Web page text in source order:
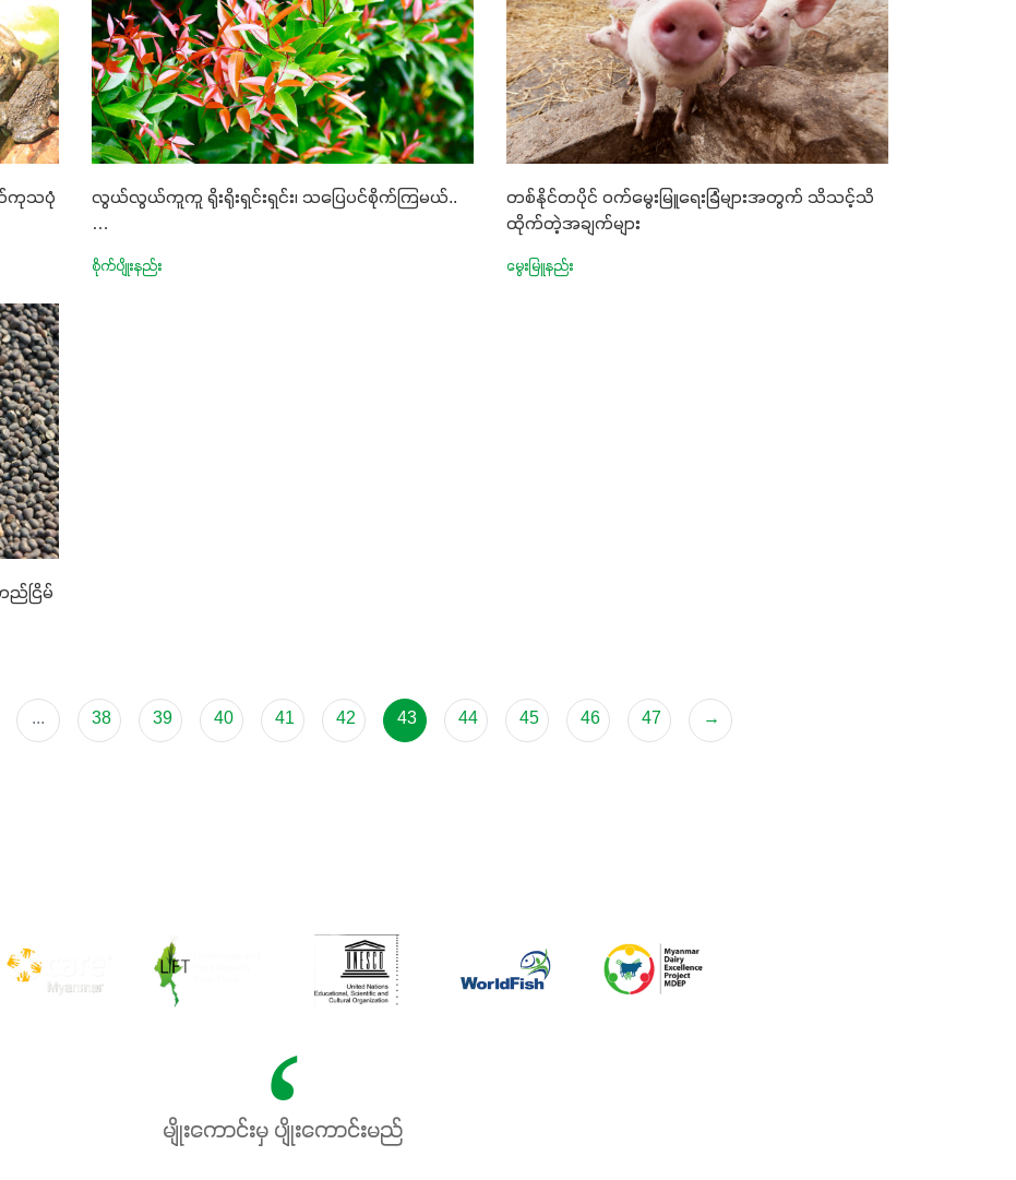
ယ်ကုသပုံ
လွယ်လွယ်ကူကူ ရိုးရိုးရှင်းရှင်း၊ သပြေပင်စိုက်ကြမယ်..
…
စိုက်ပျိုးနည်း
တစ်နိုင်တပိုင် ဝက်မွေးမြူရေးခြံများအတွက် သိသင့်သိ
ထိုက်တဲ့အချက်များ
မွေးမြူနည်း
ည်ငြိမ်
... 38 39 40 41 42 43 44 45 46 47 →
မျိုးကောင်းမှ ပျိုးကောင်းမည်